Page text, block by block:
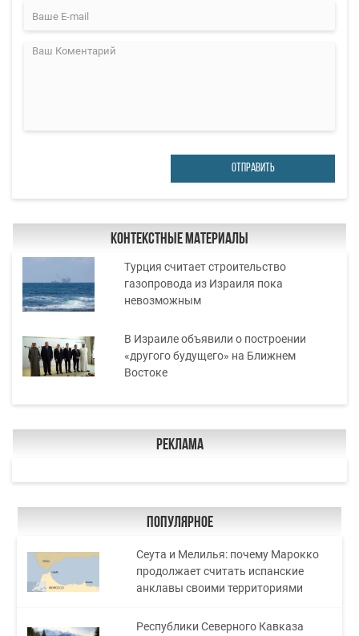
ОТПРАВИТЬ
Контекстные материалы
Турция считает строительство
газопровода из Израиля пока
невозможным
В Израиле объявили о построении
«другого будущего» на Ближнем
Востоке
Реклама
Популярное
Сеута и Мелилья: почему Марокко
продолжает считать испанские
анклавы своими территориями
Республики Северного Кавказа